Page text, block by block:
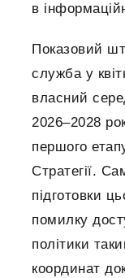
в
Показовий
служба у
власний
2026–2028
першого
Стратегії.
підготовки
помилку
політики
координат